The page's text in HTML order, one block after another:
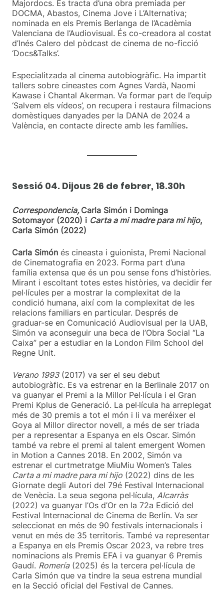
Majordocs. Es tracta d’una obra premiada per
DOCMA, Abastos, Cinema Jove i L’Alternativa;
nominada en els Premis Berlanga de l’Acadèmia
Valenciana de l’Audiovisual. És co-creadora al costat
d’Inés Calero del pòdcast de cinema de no-ficció
‘Docs&Talks’.
Especialitzada al cinema autobiogràfic. Ha impartit
tallers sobre cineastes com Agnes Vardà, Naomi
Kawase i Chantal Akerman. Va formar part de l’equip
‘Salvem els vídeos’, on recupera i restaura filmacions
domèstiques danyades per la DANA de 2024 a
València, en contacte directe amb les famílies.
Sessió 04. Dijous 26 de febrer, 18.30h
Correspondencia, Carla Simón i Dominga
Sotomayor (2020) i Carta a mi madre para mi hijo,
Carla Simón (2022)
Carla Simón és cineasta i guionista, Premi Nacional
de Cinematografia en 2023. Forma part d’una
família extensa que és un pou sense fons d’històries.
Mirant i escoltant totes estes històries, va decidir fer
pel·lícules per a mostrar la complexitat de la
condició humana, així com la complexitat de les
relacions familiars en particular. Després de
graduar-se en Comunicació Audiovisual per la UAB,
Simón va aconseguir una beca de l’Obra Social “La
Caixa” per a estudiar en la London Film School del
Regne Unit.
Verano 1993(2017) va ser el seu debut
autobiogràfic. Es va estrenar en la Berlinale 2017 on
va guanyar el Premi a la Millor Pel·lícula i el Gran
Premi Kplus de Generació. La pel·lícula ha arreplegat
més de 30 premis a tot el món i li va meréixer el
Goya al Millor director novell, a més de ser triada
per a representar a Espanya en els Oscar. Simón
també va rebre el premi al talent emergent Women
in Motion a Cannes 2018. En 2002, Simón va
estrenar el curtmetratge MiuMiu Women’s Tales
Carta a mi madre para mi hijo (2022) dins de les
Giornate degli Autori del 79é Festival Internacional
de Venècia. La seua segona pel·lícula, Alcarràs
(2022) va guanyar l’Os d’Or en la 72a Edició del
Festival Internacional de Cinema de Berlín. Va ser
seleccionat en més de 90 festivals internacionals i
venut en més de 35 territoris. També va representar
a Espanya en els Premis Oscar 2023, va rebre tres
nominacions als Premis EFA i va guanyar 6 Premis
Gaudí. Romería(2025) és la tercera pel·lícula de
Carla Simón que va tindre la seua estrena mundial
en la Secció oficial del Festival de Cannes.